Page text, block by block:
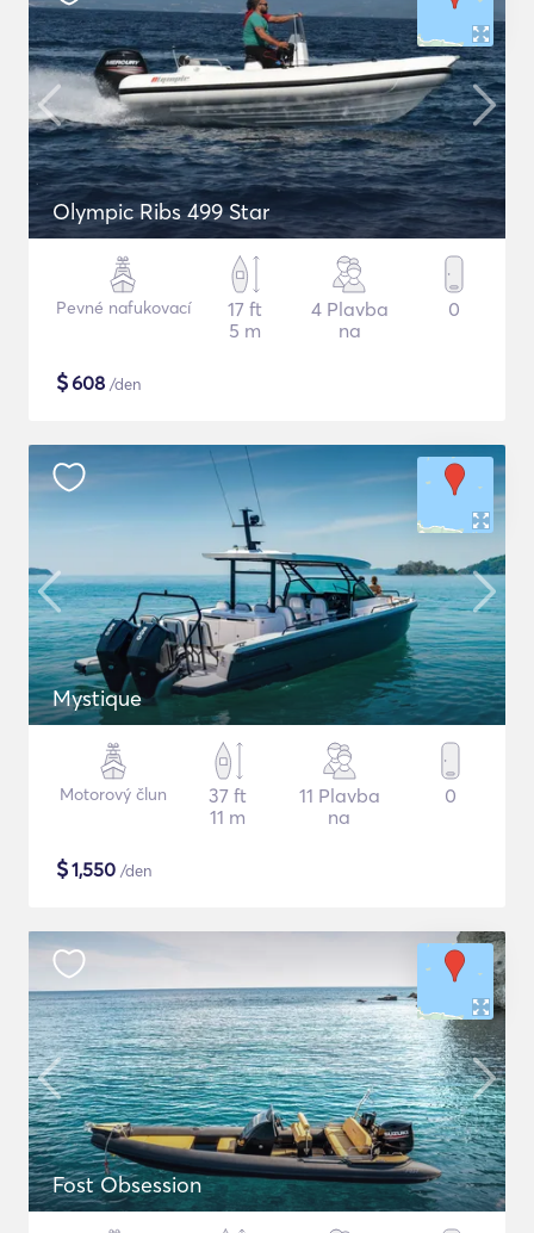
Olympic Ribs 499 Star
Pevné nafukovací
17 ft
5 m
4 Plavba
na
0
$608 /den
Mystique
Motorový člun
37 ft
11 m
11 Plavba
na
0
$1,550 /den
Fost Obsession